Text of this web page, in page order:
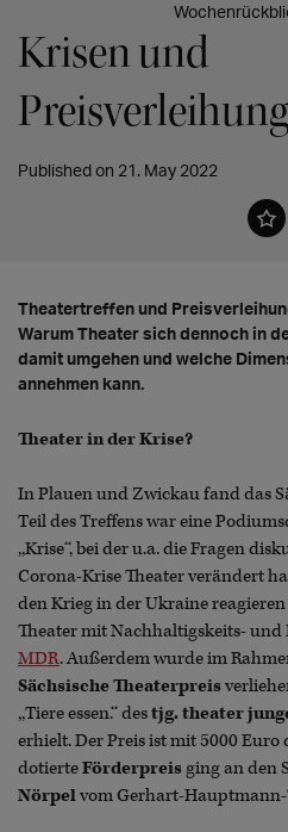
Krisen und
Published on 21. May 2022
Theatertreffen und
Warum Theater sich dennoch in
damit umgehen und welche
annehmen kann.
Theater in der Krise?
In Plauen und Zwickau fand das
Teil des Treffens war eine
,,Krise‘‘, bei der u.a. die Fragen
Corona-Krise Theater verändert
den Krieg in der Ukraine
Theater mit Nachhaltigskeits-
MDR. Außerdem wurde im
Sächsische Theaterpreis
,,Tiere essen.‘‘ destjg. theater
erhielt. Der Preis ist mit 5000
dotierteFörderpreisging an den
Nörpelvom Gerhart-